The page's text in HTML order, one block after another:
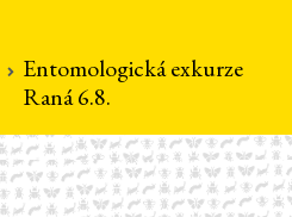
Entomologická exkurze
Raná 6.8.